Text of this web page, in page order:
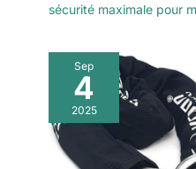
sécurité maximale pour
Sep
4
2025